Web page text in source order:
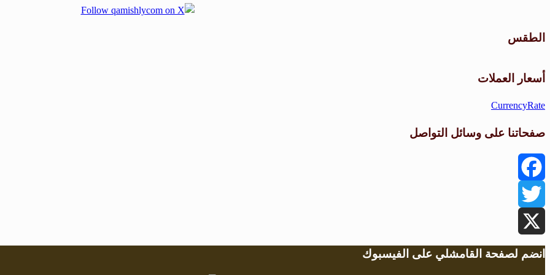
الطقس
أسعار العملات
CurrencyRate
صفحاتنا على وسائل التواصل
Facebook
Twitter
X
انضم لصفحة القامشلي على الفيسبوك